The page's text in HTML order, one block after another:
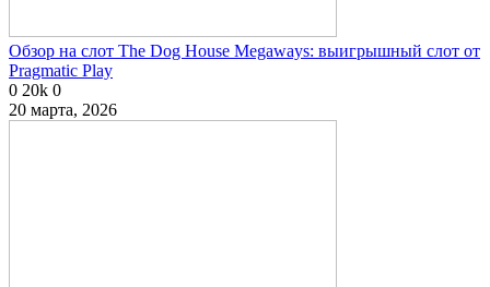
Обзор на слот The Dog House Megaways: выигрышный слот от
Pragmatic Play
0 20k 0
20 марта, 2026